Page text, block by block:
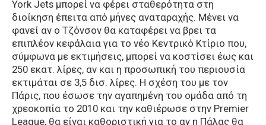
York Jets μπορεί να φέρει σταθερότητα στη
διοίκηση έπειτα από μήνες αναταραχής. Μένει να
φανεί αν ο Τζόνσον θα καταφέρει να βρει τα
επιπλέον κεφάλαια για το νέο Κεντρικό Κτίριο που,
σύμφωνα με εκτιμήσεις, μπορεί να κοστίσει έως και
250 εκατ. λίρες, αν και η προσωπική του περιουσία
εκτιμάται σε 3,5 δισ. λίρες. Η σχέση του με τον
Πάρις, που έσωσε την αγαπημένη του ομάδα από τη
χρεοκοπία το 2010 και την καθιέρωσε στην Premier
League, θα είναι καθοριστική για το αν η Πάλας θα